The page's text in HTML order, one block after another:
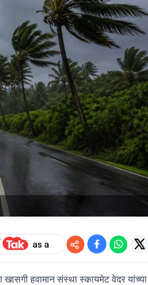
हवामान संस्था स्कायमेट वेदर यांच्या